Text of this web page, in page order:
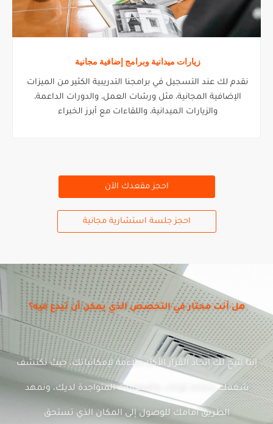
زيارات ميدانية وبرامج إضافية مجانية
نقدم لك عند التسجيل في برامجنا التدريبية الكثير من الميزات
الإضافية المجانية، مثل ورشات العمل، والدورات الداعمة،
والزيارات الميدانية، واللقاءات مع أبرز الخبراء
احجز مقعدك الآن
احجز جلسة استشارية مجانية
هل أنت محتار في التخصص الذي يمكن أن تبدع فيه؟
إننا نتيح لك اتخاذ القرار الأكثر ملاءمة لإمكانياتك، حيث نكتشف
شغفك، ونقاط قوتك، والمهارات المتواجدة لديك، ونمهد
الطريق أمامك للوصول إلى المكان الذي تستحق